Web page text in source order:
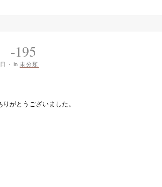
-195
·in 未分類
がとうございました。